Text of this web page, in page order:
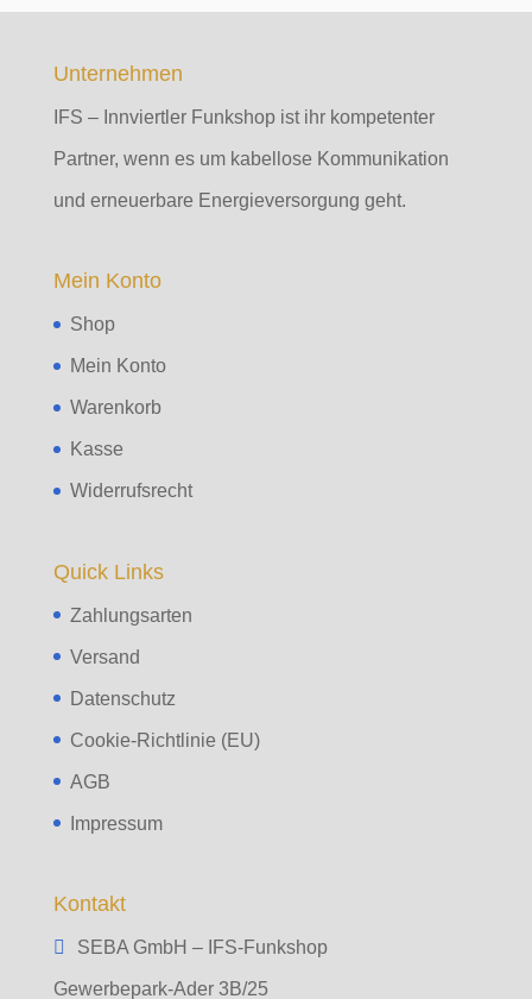
Unternehmen
IFS – Innviertler Funkshop ist ihr kompetenter
Partner, wenn es um kabellose Kommunikation
und erneuerbare Energieversorgung geht.
Mein Konto
Shop
Mein Konto
Warenkorb
Kasse
Widerrufsrecht
Quick Links
Zahlungsarten
Versand
Datenschutz
Cookie-Richtlinie (EU)
AGB
Impressum
Kontakt
SEBA GmbH – IFS-Funkshop
Gewerbepark-Ader 3B/25